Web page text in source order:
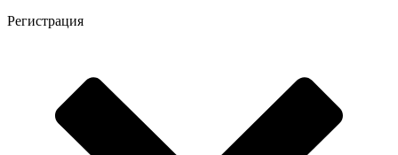
Регистрация